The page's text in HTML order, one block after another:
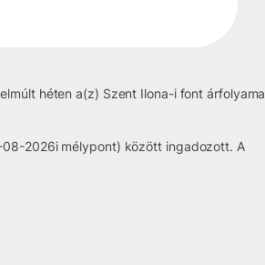
héten a(z) Szent Ilona-i font árfolyama
2026i mélypont) között ingadozott. A